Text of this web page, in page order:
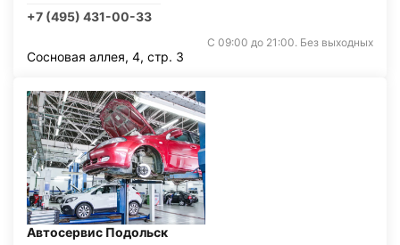
+7 (495) 431-00-33
С 09:00 до 21:00. Без выходных
Сосновая аллея, 4, стр. 3
Автосервис Подольск